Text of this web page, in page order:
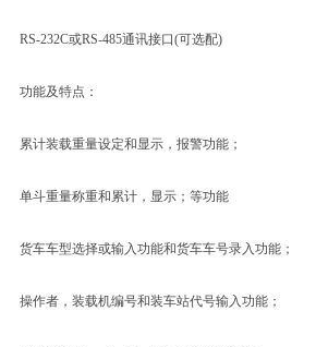
RS-232C或RS-485通讯接口(可选配)
功能及特点：
累计装载重量设定和显示，报警功能；
单斗重量称重和累计，显示；等功能
货车车型选择或输入功能和货车车号录入功能；
操作者，装载机编号和装车站代号输入功能；